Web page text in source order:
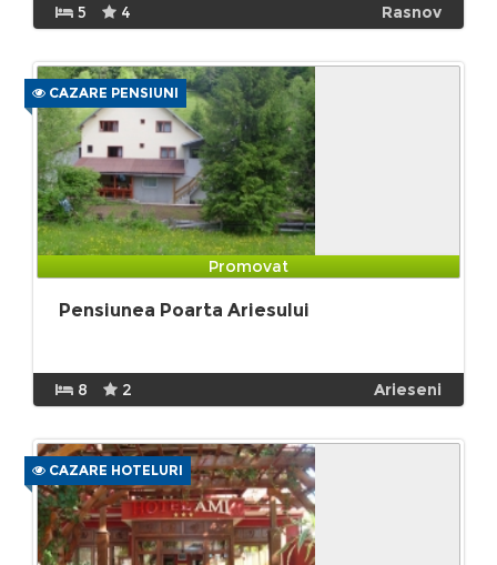
5 4 Rasnov
CAZARE PENSIUNI
Promovat
Pensiunea Poarta Ariesului
8 2 Arieseni
CAZARE HOTELURI